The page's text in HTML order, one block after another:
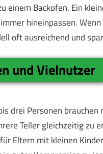
einem Backofen. Ein
hineinpassen.
oft ausreichend und
und Vielnutzer
drei Personen
Teller gleichzeitig zu
Eltern mit kleinen